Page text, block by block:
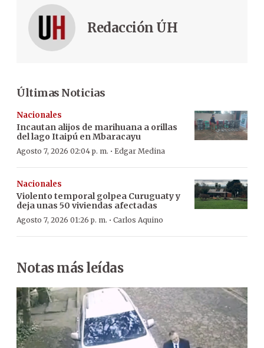
Redacción ÚH
Últimas Noticias
Nacionales
Incautan alijos de marihuana a orillas
del lago Itaipú en Mbaracayu
Agosto 7, 2026 02:04 p. m. · Edgar Medina
Nacionales
Violento temporal golpea Curuguaty y
deja unas 50 viviendas afectadas
Agosto 7, 2026 01:26 p. m. · Carlos Aquino
Notas más leídas